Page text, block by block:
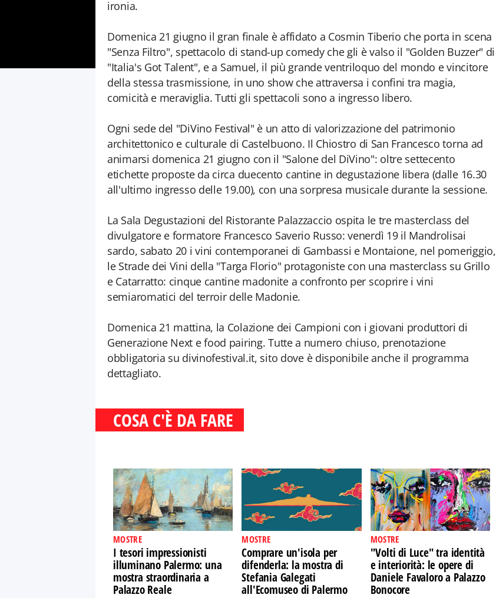
ironia.
Domenica 21 giugno il gran finale è affidato a Cosmin Tiberio che porta in scena
"Senza Filtro", spettacolo di stand-up comedy che gli è valso il "Golden Buzzer" di
"Italia's Got Talent", e a Samuel, il più grande ventriloquo del mondo e vincitore
della stessa trasmissione, in uno show che attraversa i confini tra magia,
comicità e meraviglia. Tutti gli spettacoli sono a ingresso libero.
Ogni sede del "DiVino Festival" è un atto di valorizzazione del patrimonio
architettonico e culturale di Castelbuono. Il Chiostro di San Francesco torna ad
animarsi domenica 21 giugno con il "Salone del DiVino": oltre settecento
etichette proposte da circa duecento cantine in degustazione libera (dalle 16.30
all'ultimo ingresso delle 19.00), con una sorpresa musicale durante la sessione.
La Sala Degustazioni del Ristorante Palazzaccio ospita le tre masterclass del
divulgatore e formatore Francesco Saverio Russo: venerdì 19 il Mandrolisai
sardo, sabato 20 i vini contemporanei di Gambassi e Montaione, nel pomeriggio,
le Strade dei Vini della "Targa Florio" protagoniste con una masterclass su Grillo
e Catarratto: cinque cantine madonite a confronto per scoprire i vini
semiaromatici del terroir delle Madonie.
Domenica 21 mattina, la Colazione dei Campioni con i giovani produttori di
Generazione Next e food pairing. Tutte a numero chiuso, prenotazione
obbligatoria su divinofestival.it, sito dove è disponibile anche il programma
dettagliato.
COSA C'È DA FARE
MOSTRE
I tesori impressionisti
illuminano Palermo: una
mostra straordinaria a
Palazzo Reale
MOSTRE
Comprare un'isola per
difenderla: la mostra di
Stefania Galegati
all'Ecomuseo di Palermo
MOSTRE
"Volti di Luce" tra identità
e interiorità: le opere di
Daniele Favaloro a Palazzo
Bonocore